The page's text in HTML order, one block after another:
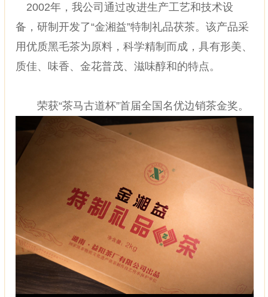
2002年，我公司通过改进生产工艺和技术设
备，研制开发了“金湘益”特制礼品茯茶。该产品采
用优质黑毛茶为原料，科学精制而成，具有形美、
质佳、味香、金花普茂、滋味醇和的特点。
荣获“茶马古道杯”首届全国名优边销茶金奖。